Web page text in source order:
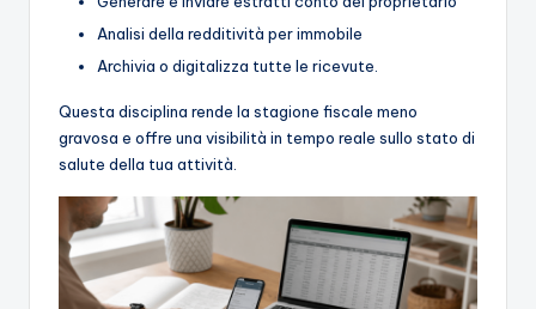
Analisi della redditività per immobile
Archivia o digitalizza tutte le ricevute.
Questa disciplina rende la stagione fiscale meno
gravosa e offre una visibilità in tempo reale sullo stato di
salute della tua attività.